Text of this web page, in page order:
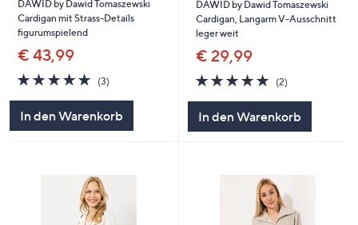
DAWID by Dawid Tomaszewski
Cardigan mit Strass-Details
figurumspielend
€ 43,99
5.0
von
(3)3
In den Warenkorb
DAWID by Dawid Tomaszewski
Cardigan, Langarm V-Ausschnitt
leger weit
€ 29,99
5.0
von
(2)2
In den Warenkorb